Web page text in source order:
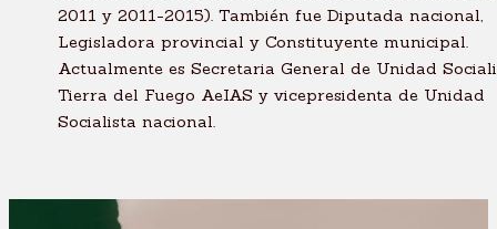
2011 y 2011-2015). También fue Diputada nacional,
Legisladora provincial y Constituyente municipal.
Actualmente es Secretaria General de Unidad
Tierra del Fuego AeIAS y vicepresidenta de Unidad
Socialista nacional.